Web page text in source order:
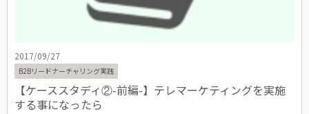
2017/09/27
B2Bリードナーチャリング実践
【ケーススタディ②-前編-】テレマーケティングを実施
する事になったら